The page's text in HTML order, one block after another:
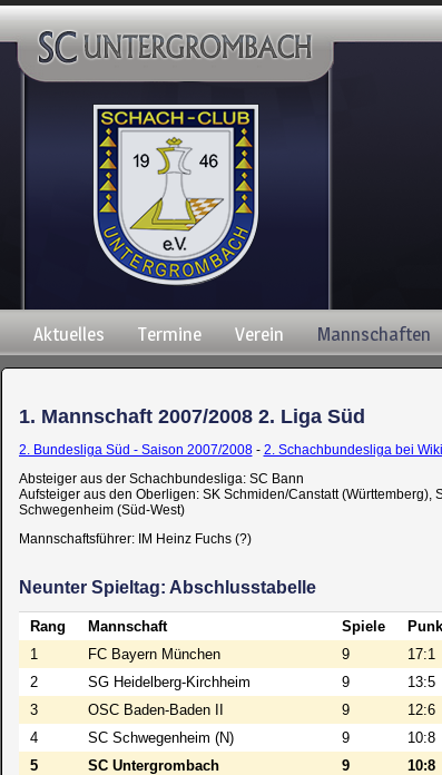
Navigation
überspringen
Aktuelles Termine Verein Mannschaften
1. Mannschaft 2007/2008 2. Liga Süd
2. Bundesliga Süd - Saison 2007/2008- 2. Schachbundesliga bei
Absteiger aus der Schachbundesliga: SC Bann
Aufsteiger aus den Oberligen: SK Schmiden/Canstatt
Schwegenheim (Süd-West)
Mannschaftsführer: IM Heinz Fuchs (?)
Neunter Spieltag: Abschlusstabelle
Rang Mannschaft Spiele
1
FC Bayern München 9 17:1
2
SG Heidelberg-Kirchheim 9 13:5
3
OSC Baden-Baden II 9 12:6
4
SC Schwegenheim (N) 9 10:8
5
SC Untergrombach 9 10:8